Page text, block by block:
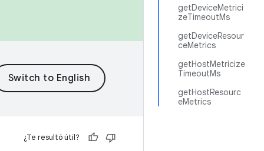
getDeviceMetrici
zeTimeoutMs
getDeviceResour
ceMetrics
getHostMetricize
TimeoutMs
getHostResourc
eMetrics
¿Te resultó útil?